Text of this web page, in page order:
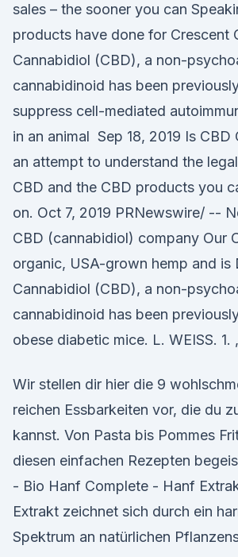
sales – the sooner you can
products have done for Crescent
Cannabidiol (CBD), a non-
cannabidinoid has been
suppress cell-mediated
in an animal Sep 18, 2019 Is
an attempt to understand the
CBD and the CBD products you
on. Oct 7, 2019 PRNewswire/ --
CBD (cannabidiol) company Our
organic, USA-grown hemp and is
Cannabidiol (CBD), a non-
cannabidinoid has been
obese diabetic mice. L. WEISS. 1.
Wir stellen dir hier die 9
reichen Essbarkeiten vor, die du
kannst. Von Pasta bis Pommes
diesen einfachen Rezepten
- Bio Hanf Complete - Hanf
Extrakt zeichnet sich durch ein
Spektrum an natürlichen